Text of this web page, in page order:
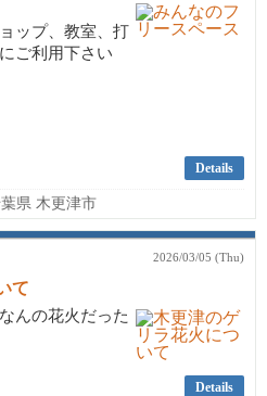
ップ、教室、打
ご利用下さい
Details
県 木更津市
2026/03/05 (Thu)
て
んの花火だった
Details